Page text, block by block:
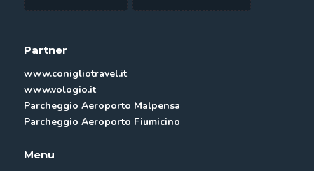
Partner
www.conigliotravel.it
www.vologio.it
Parcheggio Aeroporto Malpensa
Parcheggio Aeroporto Fiumicino
Menu